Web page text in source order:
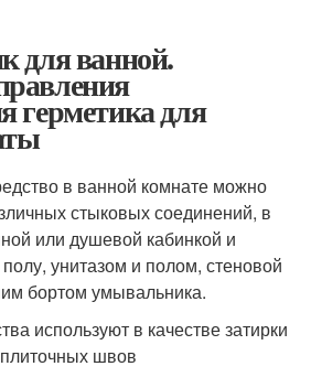
для ванной.
герметика для
в ванной комнате можно
стыковых соединений, в
или душевой кабинкой и
унитазом и полом, стеновой
бортом умывальника.
используют в качестве затирки
швов